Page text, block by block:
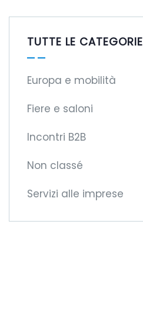
TUTTE LE CATEGORIE
Europa e mobilità
Fiere e saloni
Incontri B2B
Non classé
Servizi alle imprese